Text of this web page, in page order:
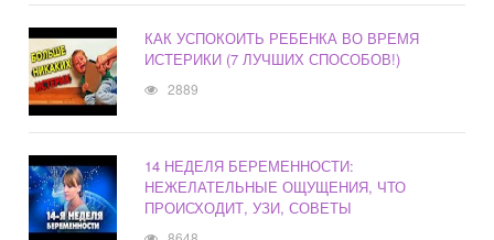
КАК УСПОКОИТЬ РЕБЕНКА ВО ВРЕМЯ
ИСТЕРИКИ (7 ЛУЧШИХ СПОСОБОВ!)
2889
14 НЕДЕЛЯ БЕРЕМЕННОСТИ:
НЕЖЕЛАТЕЛЬНЫЕ ОЩУЩЕНИЯ, ЧТО
ПРОИСХОДИТ, УЗИ, СОВЕТЫ